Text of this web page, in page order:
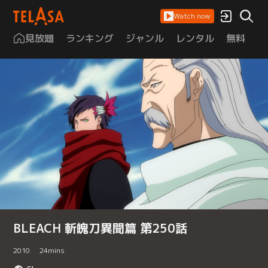
Watch now
見放題 ランキング ジャンル レンタル 無料
BLEACH 斬魄刀異聞篇 第250話
2010 24mins